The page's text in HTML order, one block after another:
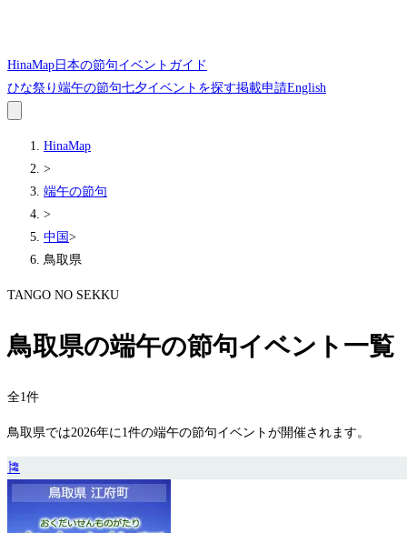
HinaMap 日本の節句イベントガイド
ひな祭り 端午の節句七夕イベントを探す掲載申請English
HinaMap
>
端午の節句
>
中国 >
鳥取県
TANGO NO SEKKU
鳥取県の端午の節句イベント一覧
全1件
鳥取県では2026年に1件の端午の節句イベントが開催されます。
🎏